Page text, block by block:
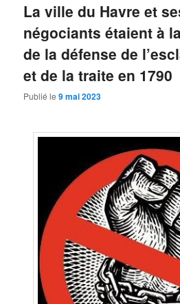
La ville du Havre et
négociants étaient à
de la défense de
et de la traite en 1790
Publié le9 mai 2023